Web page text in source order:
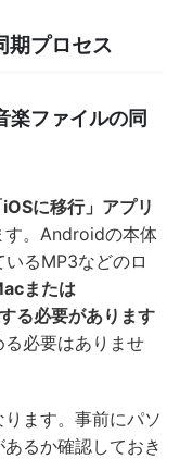
期プロセス
楽ファイルの同
に移行」アプリ
す。Androidの本体
るMP3などのロ
または
る必要があります
必要はありませ
ます。事前にパソ
るか確認しておき